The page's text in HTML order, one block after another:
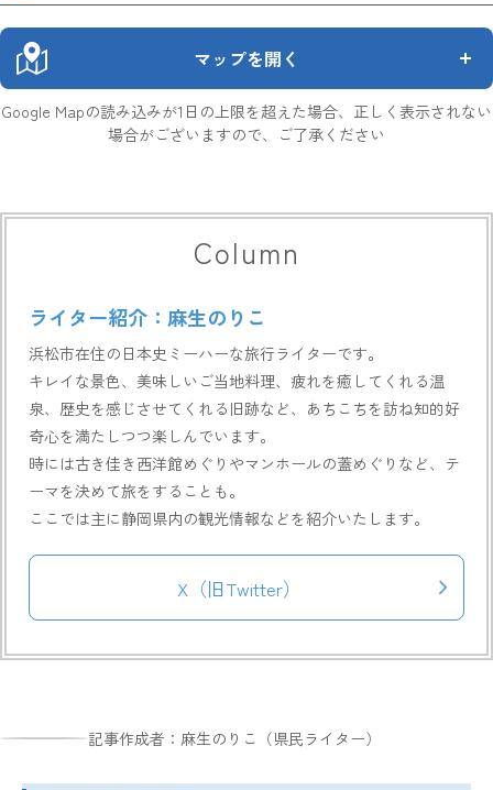
マップを開く
Google Mapの読み込みが1日の上限を超えた場合、正しく表示されない
場合がございますので、ご了承ください
Column
ライター紹介：麻生のりこ
浜松市在住の日本史ミーハーな旅行ライターです。
キレイな景色、美味しいご当地料理、疲れを癒してくれる温
泉、歴史を感じさせてくれる旧跡など、あちこちを訪ね知的好
奇心を満たしつつ楽しんでいます。
時には古き佳き西洋館めぐりやマンホールの蓋めぐりなど、テ
ーマを決めて旅をすることも。
ここでは主に静岡県内の観光情報などを紹介いたします。
X（旧Twitter）
記事作成者：麻生のりこ（県民ライター）